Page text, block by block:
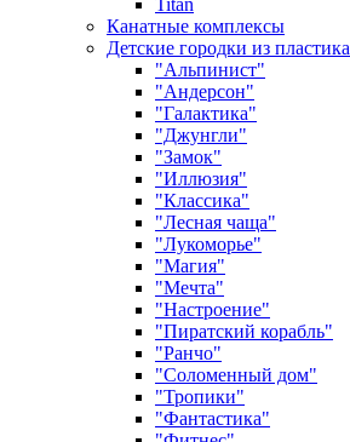
Titan
Канатные комплексы
Детские городки из пластика
"Альпинист"
"Андерсон"
"Галактика"
"Джунгли"
"Замок"
"Иллюзия"
"Классика"
"Лесная чаща"
"Лукоморье"
"Магия"
"Мечта"
"Настроение"
"Пиратский корабль"
"Ранчо"
"Соломенный дом"
"Тропики"
"Фантастика"